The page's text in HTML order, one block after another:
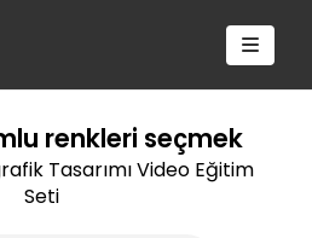
renkleri seçmek
Tasarımı Video Eğitim
Seti